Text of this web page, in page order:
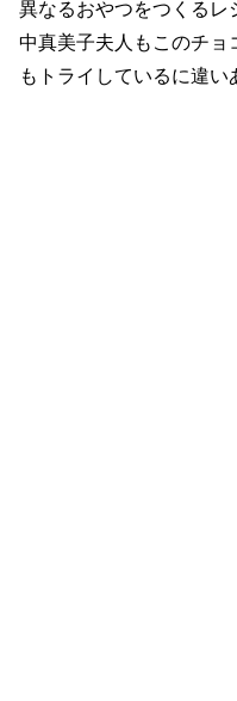
異なるおやつをつくるレ
中真美子夫人もこのチョ
もトライしているに違い